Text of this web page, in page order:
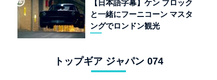
【日本語字幕】ケン ブロック
と一緒にフーニコーン マスタ
ングでロンドン観光
トップギア ジャパン 074